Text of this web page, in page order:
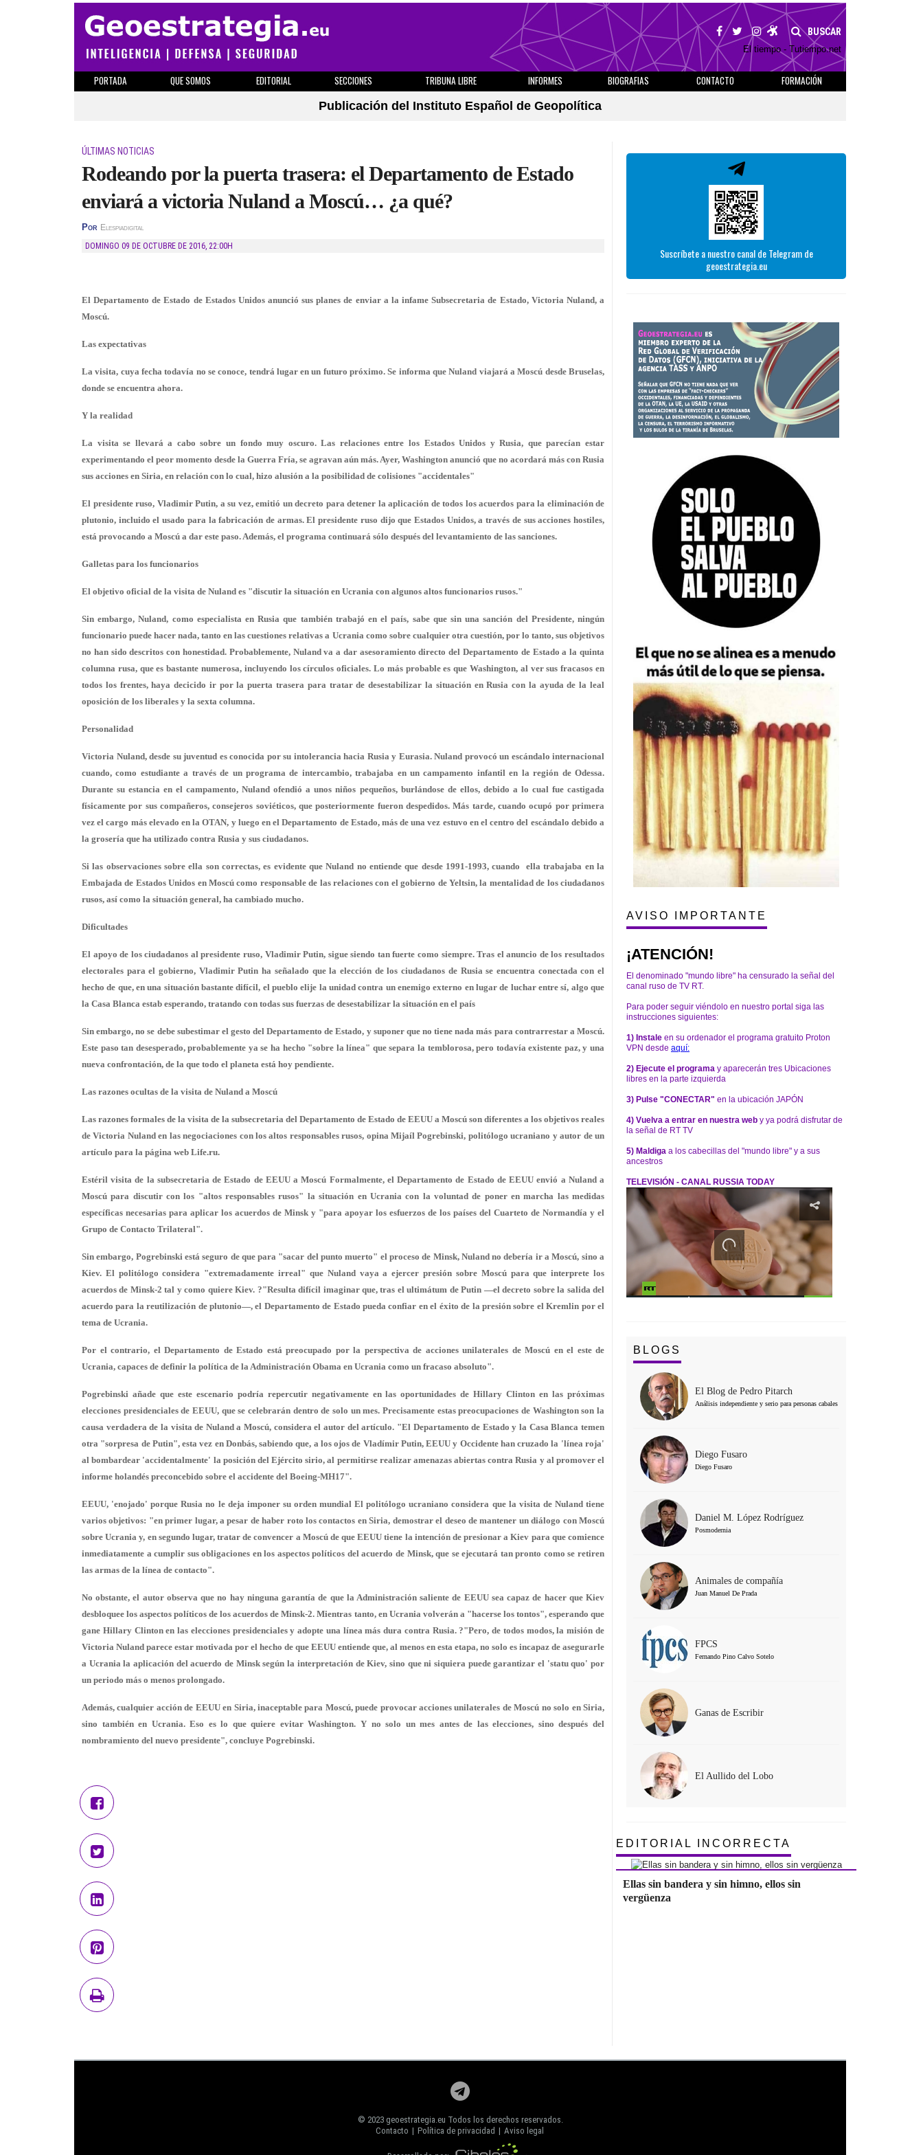
BUSCAR
El tiempo - Tutiempo.net
PORTADA QUE SOMOS EDITORIAL SECCIONES TRIBUNA LIBRE INFORMES BIOGRAFIAS CONTACTO
FORMACIÓN
Publicación del Instituto Español de Geopolítica
ÚLTIMAS NOTICIAS
Rodeando por la puerta trasera: el Departamento de Estado
enviará a victoria Nuland a Moscú… ¿a qué?
Por Elespiadigital
DOMINGO 09 DE OCTUBRE DE 2016, 22:00H
El Departamento de Estado de Estados Unidos anunció sus planes de enviar a la infame Subsecretaria de Estado, Victoria Nuland, a
Moscú.
Las expectativas
La visita, cuya fecha todavía no se conoce, tendrá lugar en un futuro próximo. Se informa que Nuland viajará a Moscú desde Bruselas,
donde se encuentra ahora.
Y la realidad
La visita se llevará a cabo sobre un fondo muy oscuro. Las relaciones entre los Estados Unidos y Rusia, que parecían estar
experimentando el peor momento desde la Guerra Fría, se agravan aún más. Ayer, Washington anunció que no acordará más con Rusia
sus acciones en Siria, en relación con lo cual, hizo alusión a la posibilidad de colisiones "accidentales"
El presidente ruso, Vladimir Putin, a su vez, emitió un decreto para detener la aplicación de todos los acuerdos para la eliminación de
plutonio, incluido el usado para la fabricación de armas. El presidente ruso dijo que Estados Unidos, a través de sus acciones hostiles,
está provocando a Moscú a dar este paso. Además, el programa continuará sólo después del levantamiento de las sanciones.
Galletas para los funcionarios
El objetivo oficial de la visita de Nuland es "discutir la situación en Ucrania con algunos altos funcionarios rusos."
Sin embargo, Nuland, como especialista en Rusia que también trabajó en el país, sabe que sin una sanción del Presidente, ningún
funcionario puede hacer nada, tanto en las cuestiones relativas a Ucrania como sobre cualquier otra cuestión, por lo tanto, sus objetivos
no han sido descritos con honestidad. Probablemente, Nuland va a dar asesoramiento directo del Departamento de Estado a la quinta
columna rusa, que es bastante numerosa, incluyendo los círculos oficiales. Lo más probable es que Washington, al ver sus fracasos en
todos los frentes, haya decicido ir por la puerta trasera para tratar de desestabilizar la situación en Rusia con la ayuda de la leal
oposición de los liberales y la sexta columna.
Personalidad
Victoria Nuland, desde su juventud es conocida por su intolerancia hacia Rusia y Eurasia. Nuland provocó un escándalo internacional
cuando, como estudiante a través de un programa de intercambio, trabajaba en un campamento infantil en la región de Odessa.
Durante su estancia en el campamento, Nuland ofendió a unos niños pequeños, burlándose de ellos, debido a lo cual fue castigada
físicamente por sus compañeros, consejeros soviéticos, que posteriormente fueron despedidos. Más tarde, cuando ocupó por primera
vez el cargo más elevado en la OTAN, y luego en el Departamento de Estado, más de una vez estuvo en el centro del escándalo debido a
la grosería que ha utilizado contra Rusia y sus ciudadanos.
Si las observaciones sobre ella son correctas, es evidente que Nuland no entiende que desde 1991-1993, cuando ella trabajaba en la
Embajada de Estados Unidos en Moscú como responsable de las relaciones con el gobierno de Yeltsin, la mentalidad de los ciudadanos
rusos, así como la situación general, ha cambiado mucho.
Dificultades
El apoyo de los ciudadanos al presidente ruso, Vladimir Putin, sigue siendo tan fuerte como siempre. Tras el anuncio de los resultados
electorales para el gobierno, Vladimir Putin ha señalado que la elección de los ciudadanos de Rusia se encuentra conectada con el
hecho de que, en una situación bastante difícil, el pueblo elije la unidad contra un enemigo externo en lugar de luchar entre sí, algo que
la Casa Blanca estab esperando, tratando con todas sus fuerzas de desestabilizar la situación en el país
Sin embargo, no se debe subestimar el gesto del Departamento de Estado, y suponer que no tiene nada más para contrarrestar a Moscú.
Este paso tan desesperado, probablemente ya se ha hecho "sobre la línea" que separa la temblorosa, pero todavía existente paz, y una
nueva confrontación, de la que todo el planeta está hoy pendiente.
Las razones ocultas de la visita de Nuland a Moscú
Las razones formales de la visita de la subsecretaria del Departamento de Estado de EEUU a Moscú son diferentes a los objetivos reales
de Victoria Nuland en las negociaciones con los altos responsables rusos, opina Mijaíl Pogrebinski, politólogo ucraniano y autor de un
artículo para la página web Life.ru.
Estéril visita de la subsecretaria de Estado de EEUU a Moscú Formalmente, el Departamento de Estado de EEUU envió a Nuland a
Moscú para discutir con los "altos responsables rusos" la situación en Ucrania con la voluntad de poner en marcha las medidas
específicas necesarias para aplicar los acuerdos de Minsk y "para apoyar los esfuerzos de los países del Cuarteto de Normandía y el
Grupo de Contacto Trilateral".
Sin embargo, Pogrebinski está seguro de que para "sacar del punto muerto" el proceso de Minsk, Nuland no debería ir a Moscú, sino a
Kiev. El politólogo considera "extremadamente irreal" que Nuland vaya a ejercer presión sobre Moscú para que interprete los
acuerdos de Minsk-2 tal y como quiere Kiev. ?"Resulta difícil imaginar que, tras el ultimátum de Putin —el decreto sobre la salida del
acuerdo para la reutilización de plutonio—, el Departamento de Estado pueda confiar en el éxito de la presión sobre el Kremlin por el
tema de Ucrania.
Por el contrario, el Departamento de Estado está preocupado por la perspectiva de acciones unilaterales de Moscú en el este de
Ucrania, capaces de definir la política de la Administración Obama en Ucrania como un fracaso absoluto".
Pogrebinski añade que este escenario podría repercutir negativamente en las oportunidades de Hillary Clinton en las próximas
elecciones presidenciales de EEUU, que se celebrarán dentro de solo un mes. Precisamente estas preocupaciones de Washington son la
causa verdadera de la visita de Nuland a Moscú, considera el autor del artículo. "El Departamento de Estado y la Casa Blanca temen
otra "sorpresa de Putin", esta vez en Donbás, sabiendo que, a los ojos de Vladímir Putin, EEUU y Occidente han cruzado la 'línea roja'
al bombardear 'accidentalmente' la posición del Ejército sirio, al permitirse realizar amenazas abiertas contra Rusia y al promover el
informe holandés preconcebido sobre el accidente del Boeing-MH17".
EEUU, 'enojado' porque Rusia no le deja imponer su orden mundial El politólogo ucraniano considera que la visita de Nuland tiene
varios objetivos: "en primer lugar, a pesar de haber roto los contactos en Siria, demostrar el deseo de mantener un diálogo con Moscú
sobre Ucrania y, en segundo lugar, tratar de convencer a Moscú de que EEUU tiene la intención de presionar a Kiev para que comience
inmediatamente a cumplir sus obligaciones en los aspectos políticos del acuerdo de Minsk, que se ejecutará tan pronto como se retiren
las armas de la línea de contacto".
No obstante, el autor observa que no hay ninguna garantía de que la Administración saliente de EEUU sea capaz de hacer que Kiev
desbloquee los aspectos políticos de los acuerdos de Minsk-2. Mientras tanto, en Ucrania volverán a "hacerse los tontos", esperando que
gane Hillary Clinton en las elecciones presidenciales y adopte una línea más dura contra Rusia. ?"Pero, de todos modos, la misión de
Victoria Nuland parece estar motivada por el hecho de que EEUU entiende que, al menos en esta etapa, no solo es incapaz de asegurarle
a Ucrania la aplicación del acuerdo de Minsk según la interpretación de Kiev, sino que ni siquiera puede garantizar el 'statu quo' por
un periodo más o menos prolongado.
Además, cualquier acción de EEUU en Siria, inaceptable para Moscú, puede provocar acciones unilaterales de Moscú no solo en Siria,
sino también en Ucrania. Eso es lo que quiere evitar Washington. Y no solo un mes antes de las elecciones, sino después del
nombramiento del nuevo presidente", concluye Pogrebinski.
Suscríbete a nuestro canal de Telegram de
geoestrategia.eu
AVISO IMPORTANTE
¡ATENCIÓN!
El denominado "mundo libre" ha censurado la señal del
canal ruso de TV RT.
Para poder seguir viéndolo en nuestro portal siga las
instrucciones siguientes:
1) Instale en su ordenador el programa gratuito Proton
VPN desde aquí:
2) Ejecute el programa y aparecerán tres Ubicaciones
libres en la parte izquierda
3) Pulse "CONECTAR" en la ubicación JAPÓN
4) Vuelva a entrar en nuestra web y ya podrá disfrutar de
la señal de RT TV
5) Maldiga a los cabecillas del "mundo libre" y a sus
ancestros
TELEVISIÓN - CANAL RUSSIA TODAY
BLOGS
El Blog de Pedro Pitarch
Análisis independiente y serio para personas cabales
Diego Fusaro
Diego Fusaro
Daniel M. López Rodríguez
Posmodernia
Animales de compañía
Juan Manuel De Prada
FPCS
Fernando Pino Calvo Sotelo
Ganas de Escribir
El Aullido del Lobo
EDITORIAL INCORRECTA
Ellas sin bandera y sin himno, ellos sin
vergüenza
© 2023 geoestrategia.eu Todos los derechos reservados.
Contacto | Política de privacidad | Aviso legal